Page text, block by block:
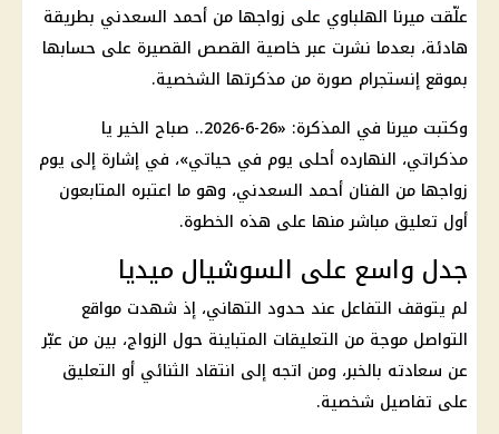
علّقت ميرنا الهلباوي على زواجها من أحمد السعدني بطريقة
هادئة، بعدما نشرت عبر خاصية القصص القصيرة على حسابها
بموقع إنستجرام صورة من مذكرتها الشخصية.
وكتبت ميرنا في المذكرة: «26-6-2026.. صباح الخير يا
مذكراتي، النهارده أحلى يوم في حياتي»، في إشارة إلى يوم
زواجها من الفنان أحمد السعدني، وهو ما اعتبره المتابعون
أول تعليق مباشر منها على هذه الخطوة.
جدل واسع على السوشيال ميديا
لم يتوقف التفاعل عند حدود التهاني، إذ شهدت مواقع
التواصل موجة من التعليقات المتباينة حول الزواج، بين من عبّر
عن سعادته بالخبر، ومن اتجه إلى انتقاد الثنائي أو التعليق
على تفاصيل شخصية.